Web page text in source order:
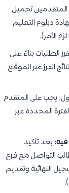
تحميل
دبلوم التعليم
الأمر).
الطلبات بناءً على
الفرز عبر الموقع
يجب على المتقدم
المحددة عبر
بعد تأكيد
التواصل مع فرع
النهائية وتقديم